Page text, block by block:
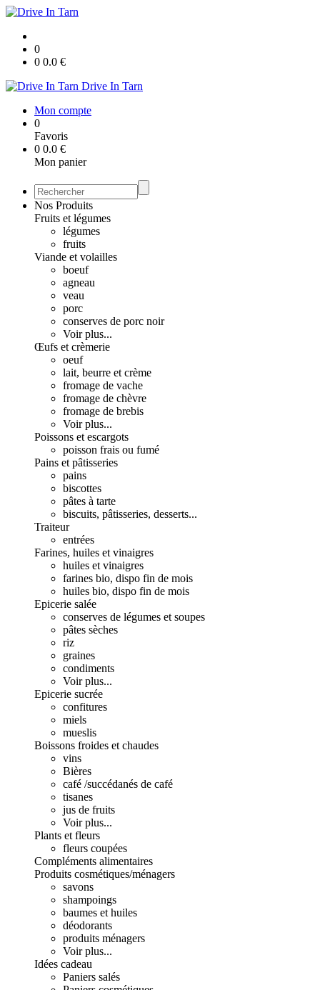
0
0 0.0 €
Drive In Tarn
Mon compte
0
Favoris
0 0.0 €
Mon panier
Nos Produits
Fruits et légumes
légumes
fruits
Viande et volailles
boeuf
agneau
veau
porc
conserves de porc noir
Voir plus...
Œufs et crèmerie
oeuf
lait, beurre et crème
fromage de vache
fromage de chèvre
fromage de brebis
Voir plus...
Poissons et escargots
poisson frais ou fumé
Pains et pâtisseries
pains
biscottes
pâtes à tarte
biscuits, pâtisseries, desserts...
Traiteur
entrées
Farines, huiles et vinaigres
huiles et vinaigres
farines bio, dispo fin de mois
huiles bio, dispo fin de mois
Epicerie salée
conserves de légumes et soupes
pâtes sèches
riz
graines
condiments
Voir plus...
Epicerie sucrée
confitures
miels
mueslis
Boissons froides et chaudes
vins
Bières
café /succédanés de café
tisanes
jus de fruits
Voir plus...
Plants et fleurs
fleurs coupées
Compléments alimentaires
Produits cosmétiques/ménagers
savons
shampoings
baumes et huiles
déodorants
produits ménagers
Voir plus...
Idées cadeau
Paniers salés